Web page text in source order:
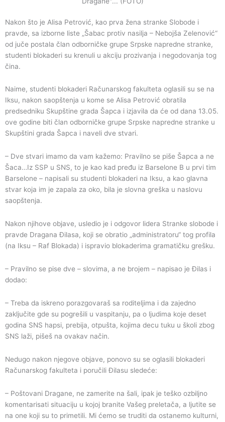
Nakon što je Alisa Petrović, kao prva žena stranke Slobode i
pravde, sa izborne liste „Šabac protiv nasilja – Nebojša Zelenović“
od juče postala član odborničke grupe Srpske napredne stranke,
studenti blokaderi su krenuli u akciju prozivanja i negodovanja tog
čina.
Naime, studenti blokaderi Računarskog fakulteta oglasili su se na
Iksu, nakon saopštenja u kome se Alisa Petrović obratila
predsedniku Skupštine grada Šapca i izjavila da će od dana 13.05.
ove godine biti član odborničke grupe Srpske napredne stranke u
Skupštini grada Šapca i naveli dve stvari.
– Dve stvari imamo da vam kažemo: Pravilno se piše Šapca a ne
Šaca…Iz SSP u SNS, to je kao kad pređu iz Barselone B u prvi tim
Barselone – napisali su studenti blokaderi na Iksu, a kao glavna
stvar koja im je zapala za oko, bila je slovna greška u naslovu
saopštenja.
Nakon njihove objave, usledio je i odgovor lidera Stranke slobode i
pravde Dragana Đilasa, koji se obratio „administratoru“ tog profila
(na Iksu – Raf Blokada) i ispravio blokaderima gramatičku grešku.
– Pravilno se pise dve – slovima, a ne brojem – napisao je Đilas i
dodao:
– Treba da iskreno porazgovaraš sa roditeljima i da zajedno
zaključite gde su pogrešili u vaspitanju, pa o ljudima koje deset
godina SNS hapsi, prebija, otpušta, kojima decu tuku u školi zbog
SNS laži, pišeš na ovakav način.
Nedugo nakon njegove objave, ponovo su se oglasili blokaderi
Računarskog fakulteta i poručili Đilasu sledeće:
– Poštovani Dragane, ne zamerite na šali, ipak je teško ozbiljno
komentarisati situaciju u kojoj branite Vašeg preletača, a ljutite se
na one koji su to primetili. Mi ćemo se truditi da ostanemo kulturni,